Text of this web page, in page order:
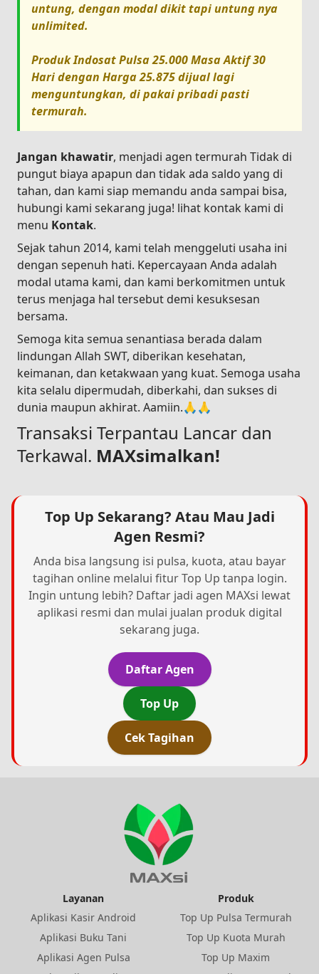
untung, dengan modal dikit tapi untung nya
unlimited.
ProdukIndosat Pulsa 25.000 Masa Aktif 30
Haridengan Harga25.875dijual lagi
menguntungkan, di pakai pribadi pasti
termurah.
Jangan khawatir, menjadi agen termurah Tidak di
pungut biaya apapun dan tidak ada saldo yang di
tahan, dan kami siap memandu anda sampai bisa,
hubungi kami sekarang juga! lihat kontak kami di
menu Kontak.
Sejak tahun 2014, kami telah menggeluti usaha ini
dengan sepenuh hati. Kepercayaan Anda adalah
modal utama kami, dan kami berkomitmen untuk
terus menjaga hal tersebut demi kesuksesan
bersama.
Semoga kita semua senantiasa berada dalam
lindungan Allah SWT, diberikan kesehatan,
keimanan, dan ketakwaan yang kuat. Semoga usaha
kita selalu dipermudah, diberkahi, dan sukses di
dunia maupun akhirat. Aamiin.🙏🙏
Transaksi Terpantau Lancar dan
Terkawal. MAXsimalkan!
Top Up Sekarang? Atau Mau Jadi
Agen Resmi?
Anda bisa langsung isi pulsa, kuota, atau bayar
tagihan online melalui fitur Top Up tanpa login.
Ingin untung lebih? Daftar jadi agen MAXsi lewat
aplikasi resmi dan mulai jualan produk digital
sekarang juga.
Daftar Agen
Top Up
Cek Tagihan
Layanan
Aplikasi Kasir Android
Aplikasi Buku Tani
Aplikasi Agen Pulsa
Produk
Top Up Pulsa Termurah
Top Up Kuota Murah
Top Up Maxim